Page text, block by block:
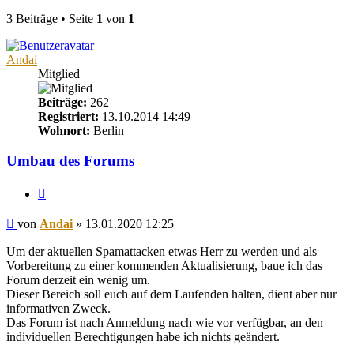
3 Beiträge • Seite 1 von 1
Andai
Mitglied
Beiträge: 262
Registriert: 13.10.2014 14:49
Wohnort: Berlin
Umbau des Forums
Beitrag
von Andai » 13.01.2020 12:25
Um der aktuellen Spamattacken etwas Herr zu werden und als
Vorbereitung zu einer kommenden Aktualisierung, baue ich das
Forum derzeit ein wenig um.
Dieser Bereich soll euch auf dem Laufenden halten, dient aber nur
informativen Zweck.
Das Forum ist nach Anmeldung nach wie vor verfügbar, an den
individuellen Berechtigungen habe ich nichts geändert.